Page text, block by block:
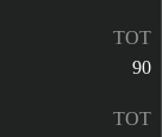
TOT
90
TOT